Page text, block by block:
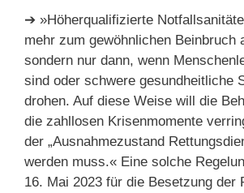
➔ »Höherqualifizierte
mehr zum gewöhnlichen Beinbruch
sondern nur dann, wenn
sind oder schwere gesundheitliche
drohen. Auf diese Weise will die
die zahllosen Krisenmomente
der „Ausnahmezustand
werden muss.« Eine solche
16. Mai 2023 für die Besetzung der